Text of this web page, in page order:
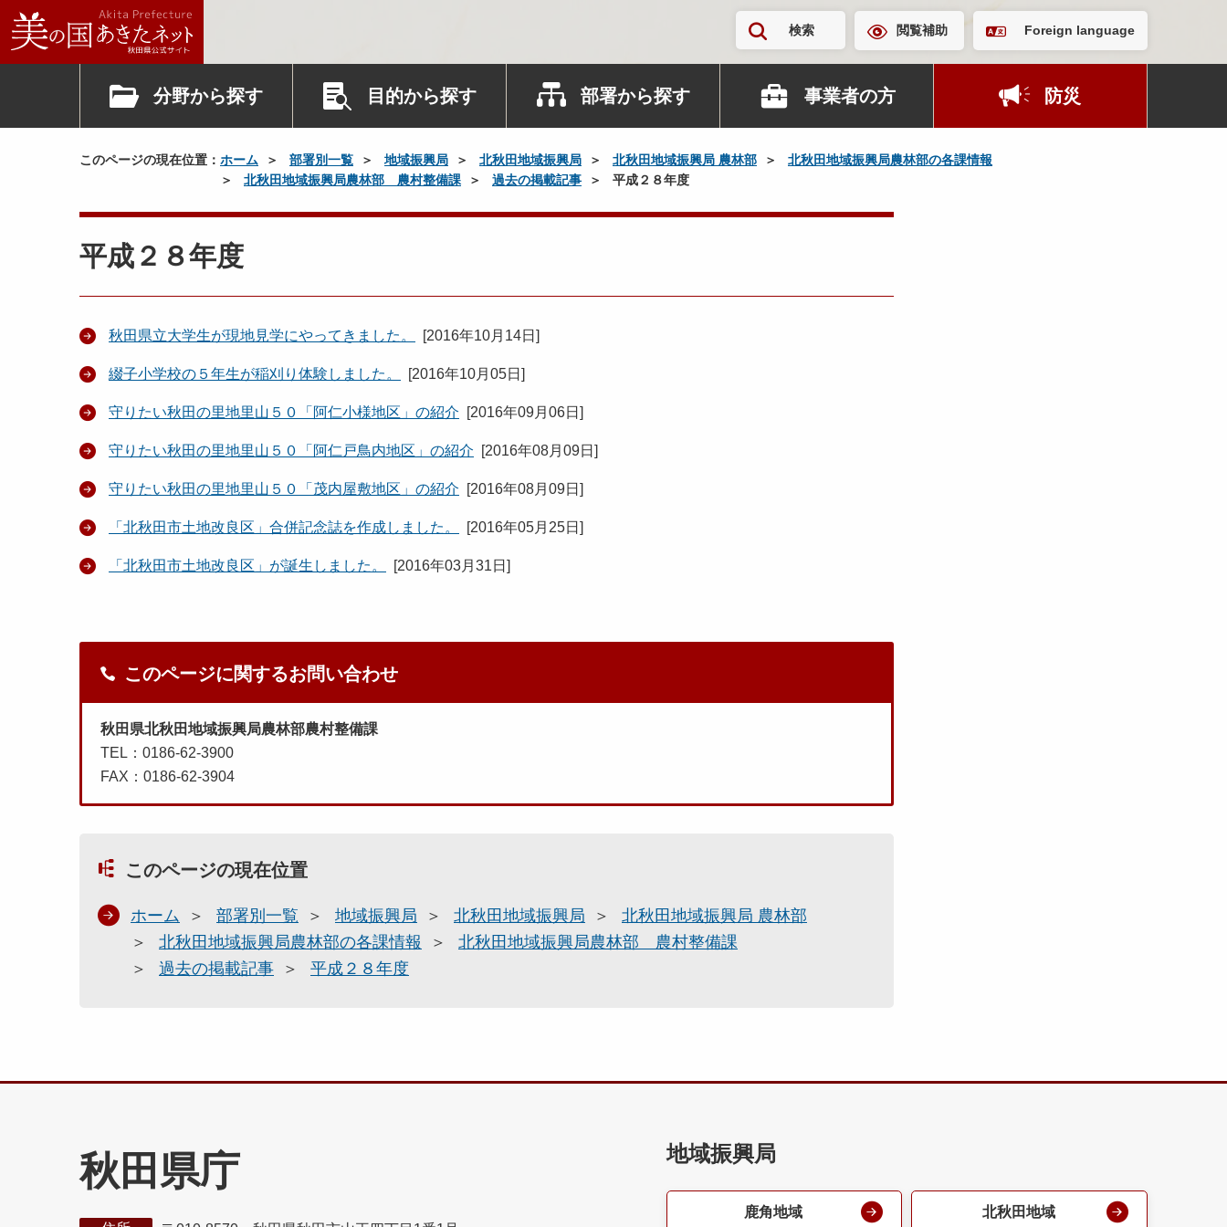
検索 閲覧補助 Foreign language
分野から探す 目的から探す 部署から探す 事業者の方 防災
このページの現在位置： ホーム 部署別一覧 地域振興局 北秋田地域振興局 北秋田地域振興局 農林部
北秋田地域振興局農林部の各課情報
北秋田地域振興局農林部 農村整備課
過去の掲載記事 平成２８年度
平成２８年度
秋田県立大学生が現地見学にやってきました。 [2016年10月14日 ]
綴子小学校の５年生が稲刈り体験しました。 [2016年10月05日 ]
守りたい秋田の里地里山５０「阿仁小様地区」の紹介 [2016年09月06日 ]
守りたい秋田の里地里山５０「阿仁戸鳥内地区」の紹介 [2016年08月09日 ]
守りたい秋田の里地里山５０「茂内屋敷地区」の紹介 [2016年08月09日 ]
「北秋田市土地改良区」合併記念誌を作成しました。 [2016年05月25日 ]
「北秋田市土地改良区」が誕生しました。 [2016年03月31日 ]
このページに関するお問い合わせ
秋田県北秋田地域振興局農林部農村整備課
TEL：0186-62-3900
FAX：0186-62-3904
このページの現在位置
ホーム 部署別一覧 地域振興局 北秋田地域振興局
北秋田地域振興局 農林部
北秋田地域振興局農林部の各課情報
北秋田地域振興局農林部 農村整備課
過去の掲載記事
平成２８年度
秋田県庁 地域振興局
鹿角地域 北秋田地域